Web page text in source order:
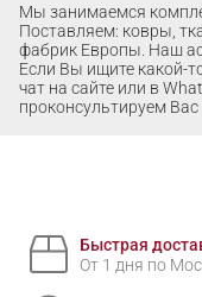
Мы занимаемся
Поставляем: ковры,
фабрик Европы. Наш
Если Вы ищите какой-
чат на сайте или в
проконсультируем Вас
Быстрая
От 1 дня по